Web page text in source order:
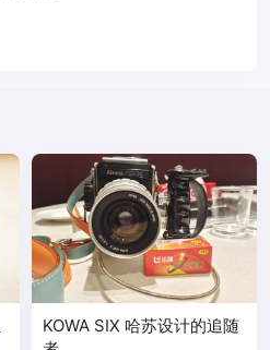
KOWA SIX 哈苏设计的追随